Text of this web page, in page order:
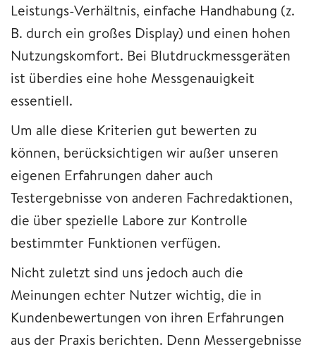
Leistungs-Verhältnis, einfache Handhabung (z.
B. durch ein großes Display) und einen hohen
Nutzungskomfort. Bei Blutdruckmessgeräten
ist überdies eine hohe Messgenauigkeit
essentiell.
Um alle diese Kriterien gut bewerten zu
können, berücksichtigen wir außer unseren
eigenen Erfahrungen daher auch
Testergebnisse von anderen Fachredaktionen,
die über spezielle Labore zur Kontrolle
bestimmter Funktionen verfügen.
Nicht zuletzt sind uns jedoch auch die
Meinungen echter Nutzer wichtig, die in
Kundenbewertungen von ihren Erfahrungen
aus der Praxis berichten. Denn Messergebnisse